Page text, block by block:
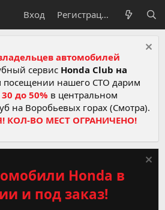
Вход Регистрация
автомобилей
сервис Honda Club на
посещении нашего СТО дарим
30 до 50% в центральном
на Воробьевых горах (Смотра).
КОЛ-ВО МЕСТ ОГРАНИЧЕНО!
Honda в
и под заказ!